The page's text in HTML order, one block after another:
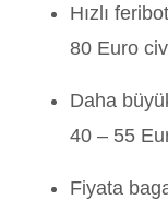
Hızlı
80 Euro
Daha
40 – 55
Fiyata